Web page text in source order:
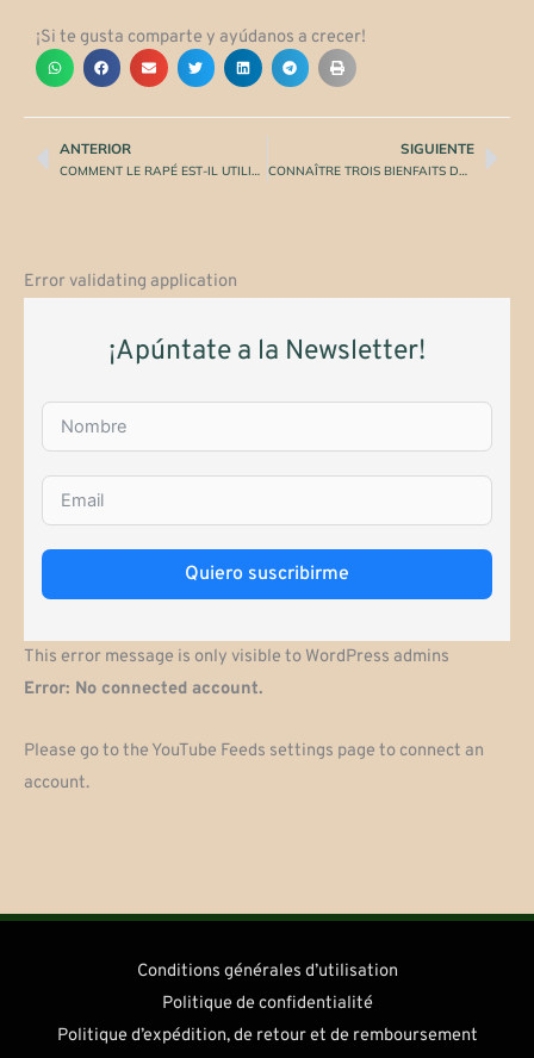
¡Si te gusta comparte y ayúdanos a crecer!
Précédent
ANTERIOR
COMMENT LE RAPÉ EST-IL UTILISÉ ?
SIGUIENTE
CONNAÎTRE TROIS BIENFAITS DU RAPÉ COMME MÉDECINE ANCESTRALE
Error validating application
¡Apúntate a la Newsletter!
Quiero suscribirme
This error message is only visible to WordPress admins
Error: No connected account.
Please go to the YouTube Feeds settings page to connect an
account.
Conditions générales d’utilisation
Politique de confidentialité
Politique d’expédition, de retour et de remboursement